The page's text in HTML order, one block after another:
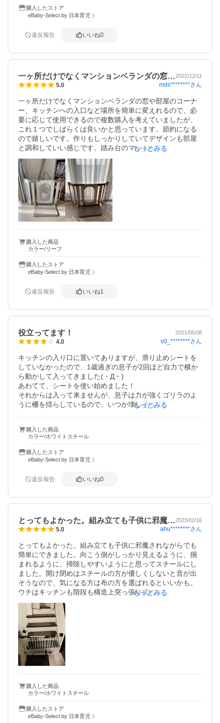
購入したストア
eBaby-Select by 日本育児
違反報告 いいね0
一ヶ所だけでなくマンションベランダの窓…2022/12/11
5.0 mds********さん
一ヶ所だけでなくマンションベランダの窓や部屋のコーナ
ー、キッチンへの入口など場所を簡単に変えれるので、必
要に応じて使用できるので複数購入を考えていましたが、
これ１つでしばらくは良いかと思っています。節約になる
ので嬉しいです。作りもしっかりしていてデザインも部屋
と調和していい感じです。踏み台のマットがデフォルトで
付いていたら百点満点だと思います。
もっとみる
購入した商品
カラー/リーフ
購入したストア
eBaby-Select by 日本育児
違反報告 いいね1
役立ってます！ 2021/05/08
4.0 v0_********さん
キッチンの入り口に置いてありますが、滑り止めシートを
していなかったので、1歳過ぎの息子が2回ほど自力で横か
ら動かして入ってきました(・Д・)
あわてて、シートを使い始めました！
それからは入って来ませんが、息子は力が強くゴリラのよ
うに柵を揺らしているので、いつか壊しそうで心配です(>_
もっとみる
購入した商品
カラー/ホワイトスチール
購入したストア
eBaby-Select by 日本育児
違反報告 いいね0
とってもよかった。組み立ても子供に邪魔…2023/02/16
5.0 ahu********さん
とってもよかった。組み立ても子供に邪魔されながらでも
簡単にできました。向こう側がしっかり見えるように、掴
まれるように、掃除しやすいようにと思ってスチールにし
ました。開け閉めはスチールの方が優しくしないと音が出
そうなので、気になる方は布の方を選ばれるといいかも。
ウチはキッチンも階段も構造上突っ張り式のものが使えな
かったのでとても良さそうです。
もっとみる
購入した商品
カラー/ホワイトスチール
購入したストア
eBaby-Select by 日本育児